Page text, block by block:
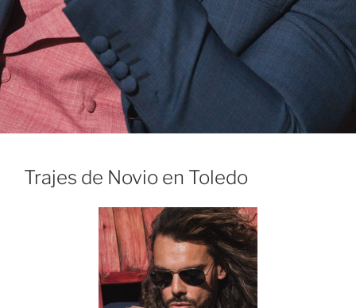
Trajes de Novio en Toledo